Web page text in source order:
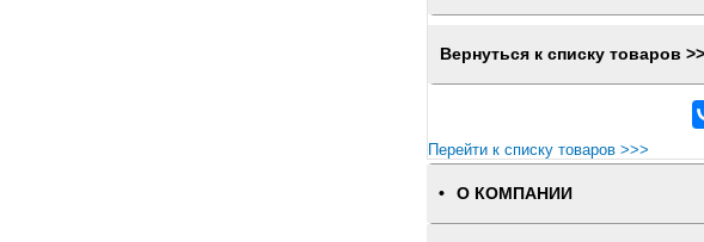
Вернуться к списку товаров
Перейти к списку товаров >>>
О КОМПАНИИ